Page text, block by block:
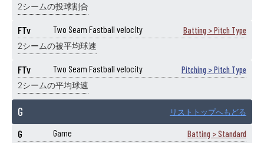
2シームの投球割合
FTv Two Seam Fastball velocity Batting > Pitch Type
2シームの被平均球速
FTv Two Seam Fastball velocity Pitching > Pitch Type
2シームの平均球速
G リストトップへもどる
G Game Batting > Standard